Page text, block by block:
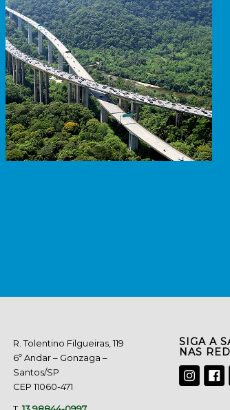
R. Tolentino Filgueiras, 119
6º Andar – Gonzaga –
Santos/SP
CEP 11060-471
SIGA A
NAS